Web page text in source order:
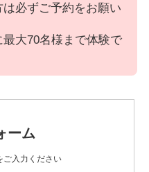
必ずご予約をお願い
最大70名様まで体験で
ーム
ご入力ください